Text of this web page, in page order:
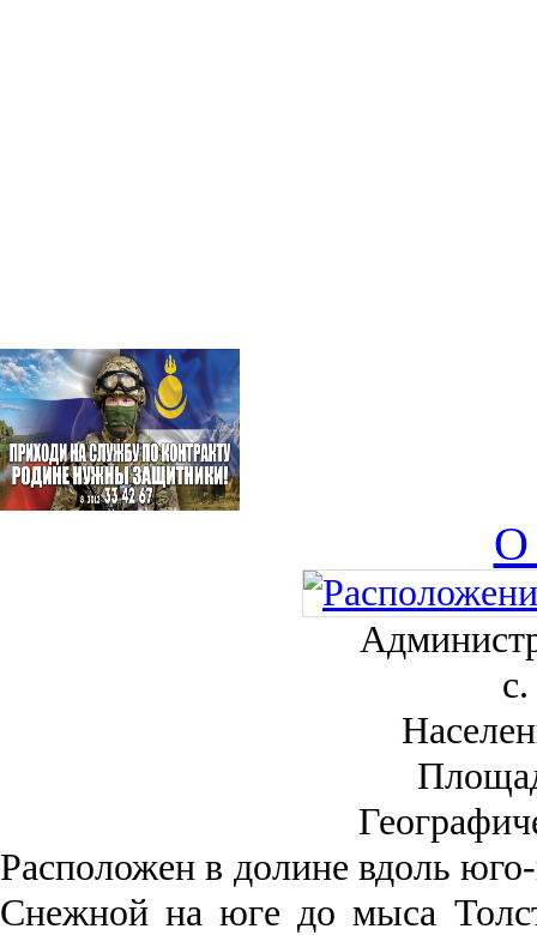
О
Рас­положен в долине вдоль
Снежной на юге до мыса